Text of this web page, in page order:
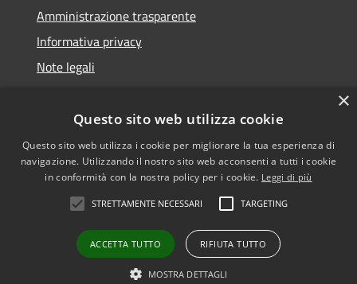
Amministrazione trasparente
Informativa privacy
Note legali
Accessibilità
Mappa del sito
Copyright © 2026 • Comune di
Municipium•Accesso
redazione
×
Questo sito web utilizza cookie
Questo sito web utilizza i cookie per migliorare la tua esperienza di
navigazione. Utilizzando il nostro sito web acconsenti a tutti i cookie
in conformità con la nostra policy per i cookie. Leggi di più
STRETTAMENTE NECESSARI TARGETING
ACCETTA TUTTO RIFIUTA TUTTO
MOSTRA DETTAGLI